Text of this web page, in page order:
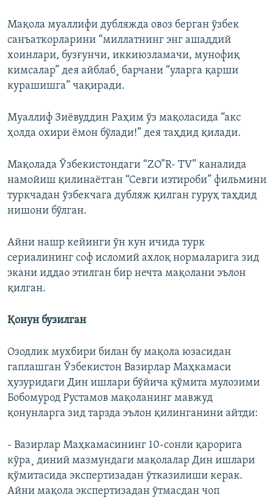
Мақола муаллифи дубляжда овоз берган ўзбек
санъаткорларини “миллатнинг энг ашаддий
хоинлари, бузғунчи, иккиюзламачи, мунофиқ
кимсалар” дея айблаб¸ барчани “уларга қарши
курашишга” чақиради.
Муаллиф Зиëвуддин Раҳим ўз мақоласида “акс
ҳолда охири ёмон бўлади!” дея таҳдид қилади.
Мақолада Ўзбекистондаги “ZO”R- TV” каналида
намойиш қилинаëтган “Севги изтироби” фильмини
туркчадан ўзбекчага дубляж қилган гуруҳ таҳдид
нишони бўлган.
Айни нашр кейинги ўн кун ичида турк
сериалининг соф исломий ахлоқ нормаларига зид
экани иддао этилган бир нечта мақолани эълон
қилган.
Қонун бузилган
Озодлик мухбири билан бу мақола юзасидан
гаплашган Ўзбекистон Вазирлар Маҳкамаси
ҳузуридаги Дин ишлари бўйича қўмита мулозими
Бобомурод Рустамов мақоланинг мавжуд
қонунларга зид тарзда эълон қилинганини айтди:
- Вазирлар Маҳкамасининг 10-сонли қарорига
кўра¸ диний мазмундаги мақолалар Дин ишлари
қўмитасида экспертизадан ўтказилиши керак.
Айни мақола экспертизадан ўтмасдан чоп